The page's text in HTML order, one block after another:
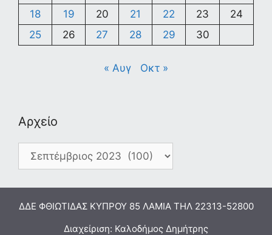
18
19 20 21 22 23
24
25
26 27 28 29 30
« Αυγ Οκτ »
Αρχείο
Αρχείο
ΔΔΕ ΦΘΙΩΤΙΔΑΣ ΚΥΠΡΟΥ 85 ΛΑΜΙΑ ΤΗΛ 22313-52800
Διαχείριση: Καλοδήμος Δημήτρης